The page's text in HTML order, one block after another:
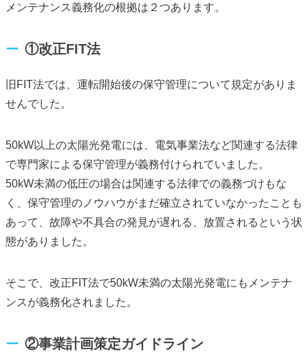
メンテナンス義務化の根拠は２つあります。
①改正FIT法
旧FIT法では、運転開始後の保守管理について規定がありま
せんでした。
50kW以上の太陽光発電には、電気事業法など関連する法律
で専門家による保守管理が義務付けられていました。
50kW未満の低圧の場合は関連する法律での義務づけもな
く、保守管理のノウハウがまだ確立されていなかったことも
あって、故障や不具合の発見が遅れる、放置されるという状
態がありました。
そこで、改正FIT法で50kW未満の太陽光発電にもメンテナ
ンスが義務化されました。
②事業計画策定ガイドライン